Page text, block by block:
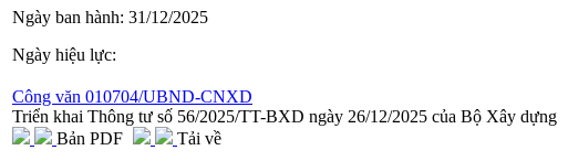
Ngày ban hành: 31/12/2025
Ngày hiệu lực:
Công văn 010704/UBND-CNXD
Triển khai Thông tư số 56/2025/TT-BXD ngày 26/12/2025 của Bộ Xây dựng
Bản PDF
Tải về